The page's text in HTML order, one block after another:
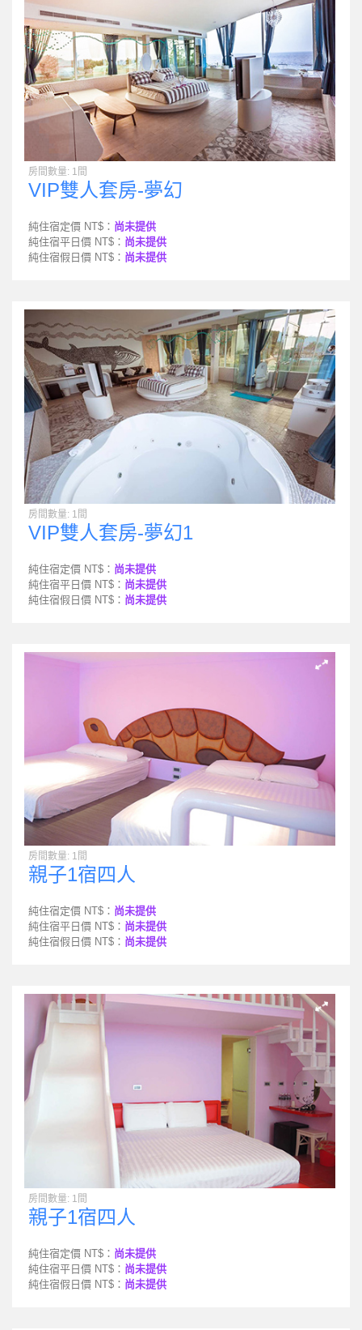
房間數量: 1間
VIP雙人套房-夢幻
純住宿定價 NT$： 尚未提供
純住宿平日價 NT$： 尚未提供
純住宿假日價 NT$： 尚未提供
房間數量: 1間
VIP雙人套房-夢幻1
純住宿定價 NT$： 尚未提供
純住宿平日價 NT$： 尚未提供
純住宿假日價 NT$： 尚未提供
房間數量: 1間
親子1宿四人
純住宿定價 NT$： 尚未提供
純住宿平日價 NT$： 尚未提供
純住宿假日價 NT$： 尚未提供
房間數量: 1間
親子1宿四人
純住宿定價 NT$： 尚未提供
純住宿平日價 NT$： 尚未提供
純住宿假日價 NT$： 尚未提供